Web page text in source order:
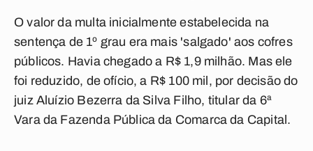
O valor da multa inicialmente estabelecida na
sentença de 1º grau era mais 'salgado' aos cofres
públicos. Havia chegado a R$ 1,9 milhão. Mas ele
foi reduzido, de ofício, a R$ 100 mil, por decisão do
juiz Aluízio Bezerra da Silva Filho, titular da 6ª
Vara da Fazenda Pública da Comarca da Capital.